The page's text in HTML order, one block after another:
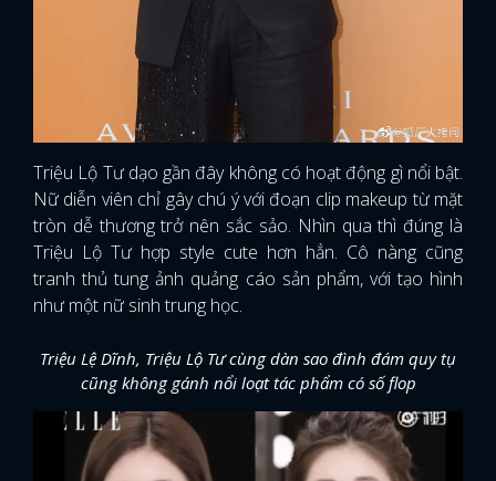
Triệu Lộ Tư dạo gần đây không có hoạt động gì nổi bật.
Nữ diễn viên chỉ gây chú ý với đoạn clip makeup từ mặt
tròn dễ thương trở nên sắc sảo. Nhìn qua thì đúng là
Triệu Lộ Tư hợp style cute hơn hẳn. Cô nàng cũng
tranh thủ tung ảnh quảng cáo sản phẩm, với tạo hình
như một nữ sinh trung học.
Triệu Lệ Dĩnh, Triệu Lộ Tư cùng dàn sao đình đám quy tụ
cũng không gánh nổi loạt tác phẩm có số flop